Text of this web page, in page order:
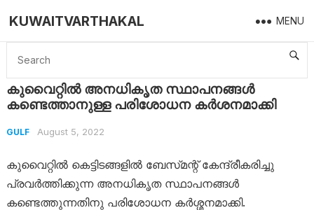
KUWAITVARTHAKAL MENU
Home Gulf കുവൈറ്റിൽ അനധികൃത സ്ഥാപനങ്ങൾ കണ്ടെത്താനുള്ള പരിശോധന കർശനമാക്കി
കുവൈറ്റിൽ അനധികൃത സ്ഥാപനങ്ങൾ
കണ്ടെത്താനുള്ള പരിശോധന കർശനമാക്കി
GULF August 5, 2022
കുവൈറ്റിൽ കെട്ടിടങ്ങളിൽ ബേസ്‌മന്റ്‌ കേന്ദ്രീകരിച്ചു
പ്രവർത്തിക്കുന്ന അനധികൃത സ്ഥാപനങ്ങൾ
കണ്ടെത്തുന്നതിനു പരിശോധന കർശ്ശനമാക്കി.